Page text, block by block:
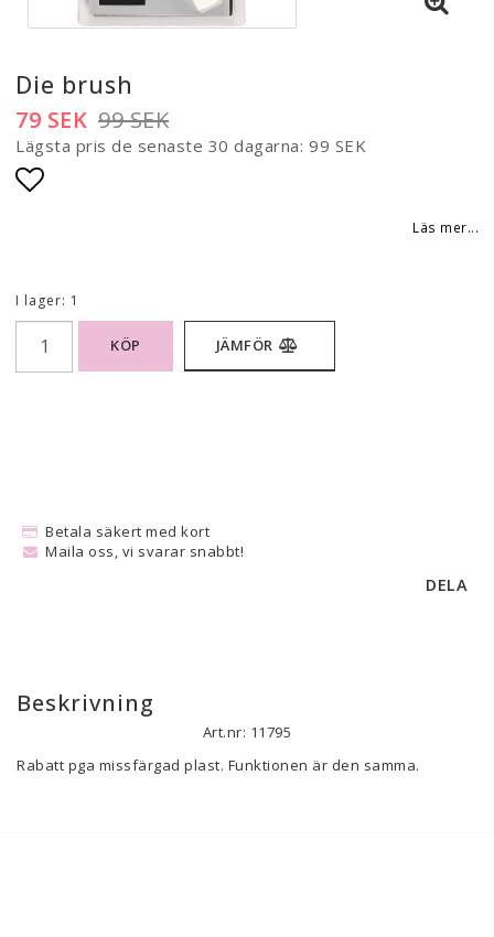
Die brush
99 SEK
79 SEK
Lägsta pris de senaste 30 dagarna 99 SEK
Läs mer...
I lager: 1
KÖP JÄMFÖR
Betala säkert med kort
Maila oss, vi svarar snabbt!
DELA
Beskrivning
Art.nr: 11795
Rabatt pga missfärgad plast. Funktionen är den samma.